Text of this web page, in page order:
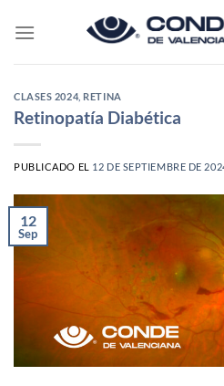
CLASES 2024, RETINA
Retinopatía Diabética
PUBLICADO EL 12 DE SEPTIEMBRE DE
12
Sep